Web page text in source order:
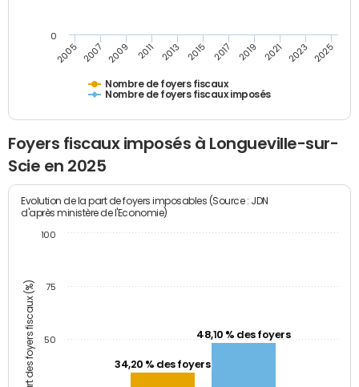
Nombre de foyers fiscaux
Nombre de foyers fiscaux imposés
2005 2007 2009 2011 2013 2015 2017 2019 2021 2023 2025
0
Foyers fiscaux imposés à Longueville-sur-
Scie en 2025
Part des foyers fiscaux (%)
Evolution de la part de foyers imposables (Source : JDN
d'après ministère de l'Economie)
34,20 % des foyers
48,10 % des foyers
50
75
100